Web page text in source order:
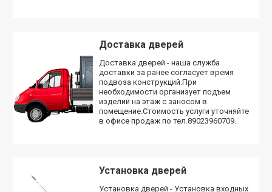
Доставка дверей
Доставка дверей - наша служба
доставки за ранее согласует время
подвоза конструкций.При
необходимости организует подъем
изделий на этаж с заносом в
помещение.Стоимость услуги уточняйте
в офисе продаж по тел.89023960709.
Установка дверей
Установка дверей - Установка входных